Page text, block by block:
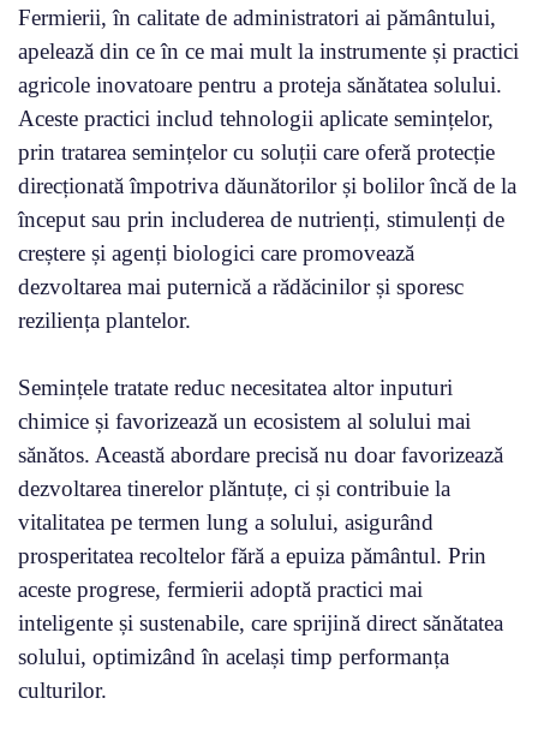
Fermierii, în calitate de administratori ai pământului,
apelează din ce în ce mai mult la instrumente și practici
agricole inovatoare pentru a proteja sănătatea solului.
Aceste practici includ tehnologii aplicate semințelor,
prin tratarea semințelor cu soluții care oferă protecție
direcționată împotriva dăunătorilor și bolilor încă de la
început sau prin includerea de nutrienți, stimulenți de
creștere și agenți biologici care promovează
dezvoltarea mai puternică a rădăcinilor și sporesc
reziliența plantelor.
Semințele tratate reduc necesitatea altor inputuri
chimice și favorizează un ecosistem al solului mai
sănătos. Această abordare precisă nu doar favorizează
dezvoltarea tinerelor plăntuțe, ci și contribuie la
vitalitatea pe termen lung a solului, asigurând
prosperitatea recoltelor fără a epuiza pământul. Prin
aceste progrese, fermierii adoptă practici mai
inteligente și sustenabile, care sprijină direct sănătatea
solului, optimizând în același timp performanța
culturilor.